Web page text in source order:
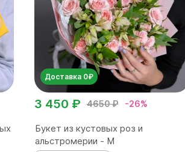
Доставка 0₽
4650 ₽ -26%
3 450 ₽
Букет из кустовых роз и
альстромерии - М